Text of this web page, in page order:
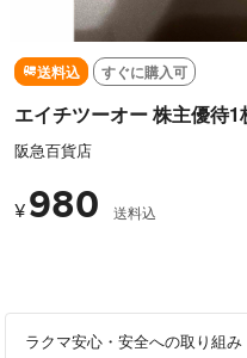
送料込 すぐに購入可
エイチツーオー 株主優待
阪急百貨店
¥ 980 送料込
ラクマ安心・安全への取り組み